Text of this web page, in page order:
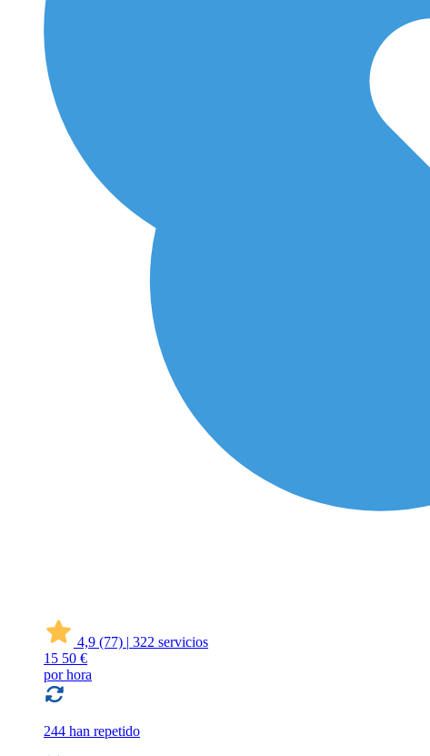
4,9 (77) | 322 servicios
15 50 €
por hora
244 han repetido